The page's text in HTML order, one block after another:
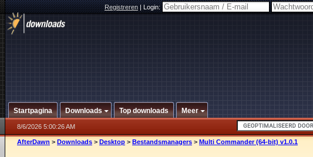
Registreren|Login:
Startpagina Downloads Top downloads Meer
8/6/2026 5:00:26 AM
AfterDawn > Downloads > Desktop > Bestandsmanagers > Multi Commander (64-bit) v1.0.1